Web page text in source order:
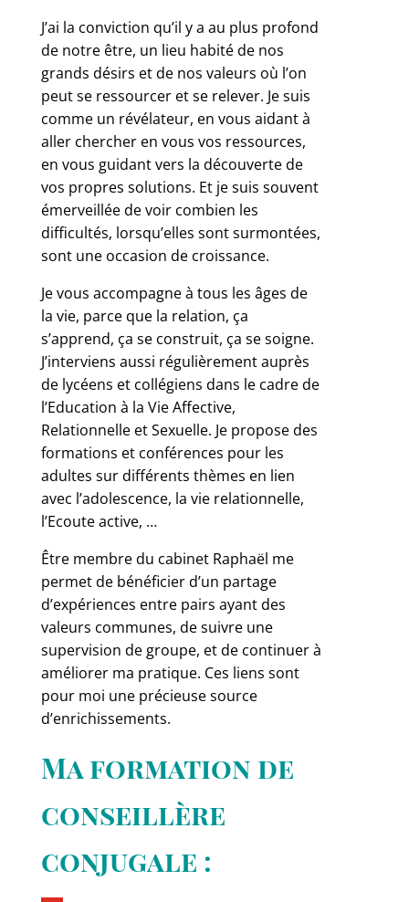
J’ai la conviction qu’il y a au plus profond
de notre être, un lieu habité de nos
grands désirs et de nos valeurs où l’on
peut se ressourcer et se relever. Je suis
comme un révélateur, en vous aidant à
aller chercher en vous vos ressources,
en vous guidant vers la découverte de
vos propres solutions. Et je suis souvent
émerveillée de voir combien les
difficultés, lorsqu’elles sont surmontées,
sont une occasion de croissance.
Je vous accompagne à tous les âges de
la vie, parce que la relation, ça
s’apprend, ça se construit, ça se soigne.
J’interviens aussi régulièrement auprès
de lycéens et collégiens dans le cadre de
l’Education à la Vie Affective,
Relationnelle et Sexuelle. Je propose des
formations et conférences pour les
adultes sur différents thèmes en lien
avec l’adolescence, la vie relationnelle,
l’Ecoute active, …
Être membre du cabinet Raphaël me
permet de bénéficier d’un partage
d’expériences entre pairs ayant des
valeurs communes, de suivre une
supervision de groupe, et de continuer à
améliorer ma pratique. Ces liens sont
pour moi une précieuse source
d’enrichissements.
Ma formation de
conseillère
conjugale :